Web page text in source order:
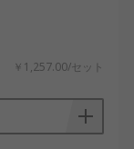
高いアク
に対応す
にも貢献
使用するこ
￥1,257.00/セット